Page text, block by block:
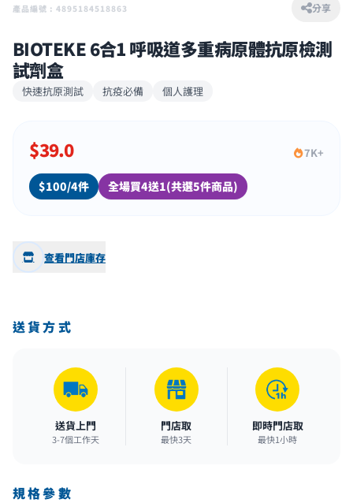
產品編號 : 4895184518863 分享
BIOTEKE 6合1 呼吸道多重病原體抗原檢測
試劑盒
快速抗原測試 抗疫必備 個人護理
$39.0 7K+
$100/4件 全場買4送1(共選5件商品)
查看門店庫存
送貨方式
送貨上門
3-7個工作天
門店取
最快3天
即時門店取
最快1小時
規格參數